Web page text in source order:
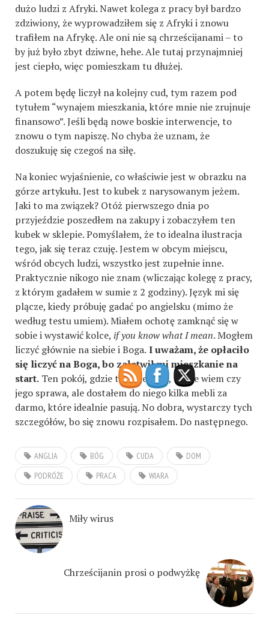
dużo ludzi z Afryki. Nawet kolega z pracy był bardzo
zdziwiony, że wyprowadziłem się z Afryki i znowu
trafiłem na Afrykę. Ale oni nie są chrześcijanami – to
by już było zbyt dziwne, hehe. Ale tutaj przynajmniej
jest ciepło, więc pomieszkam tu dłużej.
A potem będę liczył na kolejny cud, tym razem pod
tytułem “wynajem mieszkania, które mnie nie zrujnuje
finansowo”. Jeśli będą nowe boskie interwencje, to
znowu o tym napiszę. No chyba że uznam, że
doszukuję się czegoś na siłę.
Na koniec wyjaśnienie, co właściwie jest w obrazku na
górze artykułu. Jest to kubek z narysowanym jeżem.
Jaki to ma związek? Otóż pierwszego dnia po
przyjeździe poszedłem na zakupy i zobaczyłem ten
kubek w sklepie. Pomyślałem, że to idealna ilustracja
tego, jak się teraz czuję. Jestem w obcym miejscu,
wśród obcych ludzi, wszystko jest zupełnie inne.
Praktycznie nikogo nie znam (wliczając kolegę z pracy,
z którym gadałem w sumie z 2 godziny). Język mi się
plącze, kiedy próbuję gadać po angielsku (mimo że
według testu umiem). Miałem ochotę zamknąć się w
sobie i wystawić kolce, if you know what I mean. Mogłem
liczyć głównie na siebie i Boga. I uważam, że opłaciło
się liczyć na Boga, bo załatwił mi mieszkanie na
start. Ten pokój, gdzie teraz jestem, to nie wiem czy
jego sprawa, ale dostałem do niego kilka mebli za
darmo, które idealnie pasują. No dobra, wystarczy tych
szczegółów, bo się znowu rozpisałem. Do następnego.
ANGLIA BÓG CUDA
DOM
PODRÓŻE
PRACA WIARA
Miły wirus
Chrześcijanin prosi o podwyżkę